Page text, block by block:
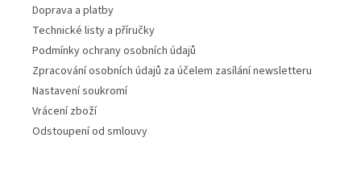
Doprava a platby
Technické listy a příručky
Podmínky ochrany osobních údajů
Zpracování osobních údajů za účelem zasílání newsletteru
Nastavení soukromí
Vrácení zboží
Odstoupení od smlouvy